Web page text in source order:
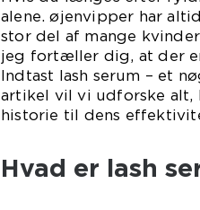
alene. øjenvipper har
stor del af mange
jeg fortæller dig, at der
Indtast lash serum – et
artikel vil vi udforske alt,
historie til dens
Hvad er lash